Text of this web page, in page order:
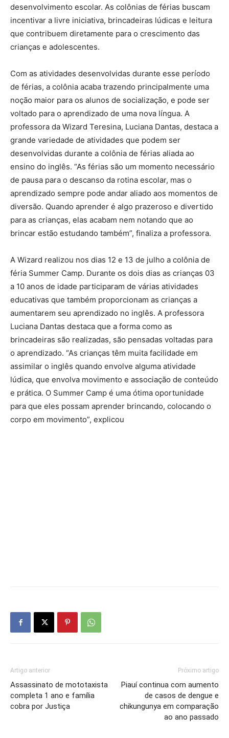
desenvolvimento escolar. As colônias de férias buscam
incentivar a livre iniciativa, brincadeiras lúdicas e leitura
que contribuem diretamente para o crescimento das
crianças e adolescentes.
Com as atividades desenvolvidas durante esse período
de férias, a colônia acaba trazendo principalmente uma
noção maior para os alunos de socialização, e pode ser
voltado para o aprendizado de uma nova língua. A
professora da Wizard Teresina, Luciana Dantas, destaca a
grande variedade de atividades que podem ser
desenvolvidas durante a colônia de férias aliada ao
ensino do inglês. “As férias são um momento necessário
de pausa para o descanso da rotina escolar, mas o
aprendizado sempre pode andar aliado aos momentos de
diversão. Quando aprender é algo prazeroso e divertido
para as crianças, elas acabam nem notando que ao
brincar estão estudando também”, finaliza a professora.
A Wizard realizou nos dias 12 e 13 de julho a colônia de
féria Summer Camp. Durante os dois dias as crianças 03
a 10 anos de idade participaram de várias atividades
educativas que também proporcionam as crianças a
aumentarem seu aprendizado no inglês. A professora
Luciana Dantas destaca que a forma como as
brincadeiras são realizadas, são pensadas voltadas para
o aprendizado. “As crianças têm muita facilidade em
assimilar o inglês quando envolve alguma atividade
lúdica, que envolva movimento e associação de conteúdo
e prática. O Summer Camp é uma ótima oportunidade
para que eles possam aprender brincando, colocando o
corpo em movimento”, explicou
Artigo anterior
Assassinato de mototaxista
completa 1 ano e família
cobra por Justiça
Próximo artigo
Piauí continua com aumento
de casos de dengue e
chikungunya em comparação
ao ano passado